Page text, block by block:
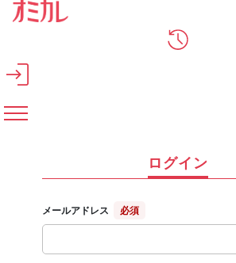
メインコンテンツへスキップ
ログイン
メールアドレス 必須